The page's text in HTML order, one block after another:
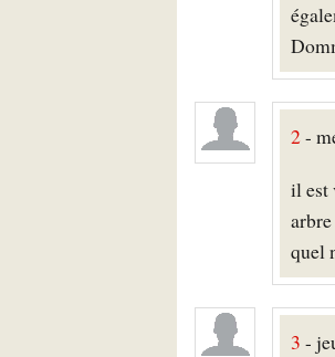
2-
il est
quel
3 -